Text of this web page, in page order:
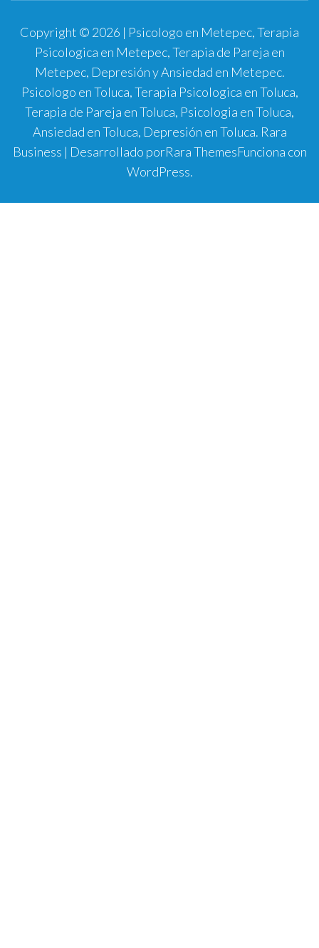
Copyright © 2026 | Psicologo en Metepec, Terapia
Psicologica en Metepec, Terapia de Pareja en
Metepec, Depresión y Ansiedad en Metepec.
Psicologo en Toluca, Terapia Psicologica en Toluca,
Terapia de Pareja en Toluca, Psicologia en Toluca,
Ansiedad en Toluca, Depresión en Toluca. Rara
Business | Desarrollado porRara ThemesFunciona con
WordPress.